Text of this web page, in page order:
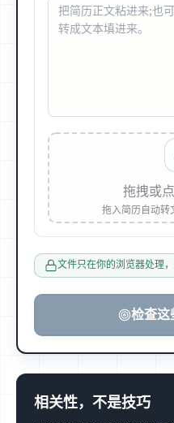
拖拽或
拖入简历自动转
文件只在你的浏览器处理
检查这
相关性，不是技巧